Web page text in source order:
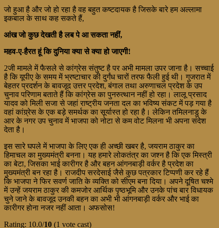
जो हुआ है और जो हो रहा है वह बहुत कष्टदायक है जिसके बारे हम अल्लामा
इकबाल के साथ कह सकते हैं,
आंखजोकुछदेखतीहैलबपेआसकतानहीं,
महव-ए-हैरतहूंकिदुनियाक्यासेक्याहोजाएगी!
2जी मामले में फैसले से कांग्रेस संतुष्ट है पर अभी मामला उपर जाना है। सच्चाई
है कि यूपीए के समय में भ्रष्टाचार की दुर्गंध चारों तरफ फैली हुई थी। गुजरात में
बेहतर प्रदर्शन के बावजूद उत्तर प्रदेश, बंगाल तथा अरुणाचल प्रदेश के उप
चुनाव परिणाम बताते हैं कि कांग्रेस का पुनरुत्थान नहीं हो रहा। लालू प्रसाद
यादव को मिली सजा से जहां राष्ट्रीय जनता दल का भविष्य संकट में पड़ गया है
वहां कांग्र्रेस के एक बड़े समर्थक का सूर्यास्त हो रहा है। लेकिन तमिलनाडु के
आर के नगर उप चुनाव में भाजपा को नोटा से कम वोट मिलना भी अपना संदेश
देता है।
इस सारे घपले में भाजपा के लिए एक ही अच्छी खबर है, जयराम ठाकुर का
हिमाचल का मुख्यमंत्री बनना। यह हमारे लोकतंत्र का जश्न है कि एक मिस्त्री
का बेटा, जिसका भाई कारीगर है और बहन आंगनबाड़ी वर्कर है प्रदेश का
मुख्यमंत्री बन रहा है। राजदीप सरदेसाई जैसे कुछ पत्रकार टिप्पणी कर रहे हैं
कि भाजपा ने फिर सवर्ण जाति के व्यक्ति को सीएम बना दिया। अपने दूषित चश्मे
में उन्हें जयराम ठाकुर की कमजोर आर्थिक पृष्ठभूमि और उनके पांच बार विधायक
चुने जाने के बावजूद उनकी बहन का अभी भी आंगनबाड़ी वर्कर और भाई का
कारीगर होना नजर नहीं आता। अफसोस!
Rating: 10.0/10 (1 vote cast)